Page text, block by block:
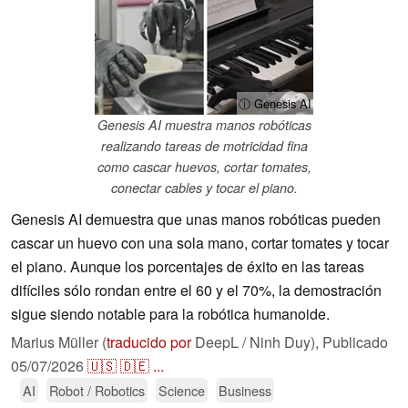
ⓘ Genesis AI
Genesis AI muestra manos robóticas
realizando tareas de motricidad fina
como cascar huevos, cortar tomates,
conectar cables y tocar el piano.
Genesis AI demuestra que unas manos robóticas pueden
cascar un huevo con una sola mano, cortar tomates y tocar
el piano. Aunque los porcentajes de éxito en las tareas
difíciles sólo rondan entre el 60 y el 70%, la demostración
sigue siendo notable para la robótica humanoide.
Marius Müller (traducido porDeepL / Ninh Duy), Publicado
05/07/2026🇺🇸🇩🇪 ...
AI Robot / Robotics Science Business